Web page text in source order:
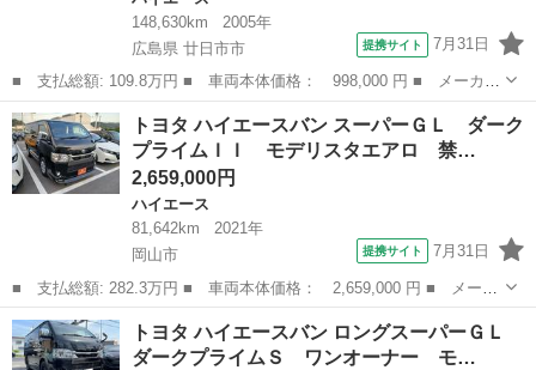
148,630km
2005年
広島県 廿日市市
提携サイト 7月31日
■ 支払総額: 109.8万円 ■ 車両本体価格： 998,000 円 ■ メーカー
名： トヨタ ■ 車種名： ハイエースバン ■ グレード名： Ｄ
Ｘ ハイルーフ 後席キャンピング仕様車 ユーザー下取り車 イン
パネ４速ＡＴ...
広島 廿日市市 ハイエース
トヨタ ハイエースバン スーパーＧＬ ダーク
プライムＩＩ モデリスタエアロ 禁…
2,659,000円
ハイエース
81,642km
2021年
岡山市
提携サイト 7月31日
■ 支払総額: 282.3万円 ■ 車両本体価格： 2,659,000 円 ■ メーカ
ー名： トヨタ ■ 車種名： ハイエースバン ■ グレード名： ス
ーパーＧＬ ダークプライムＩＩ モデリスタエアロ 禁煙車 純正
ナビ 全...
岡山 岡山市 ハイエース
トヨタ ハイエースバン ロングスーパーＧＬ
ダークプライムＳ ワンオーナー モ…